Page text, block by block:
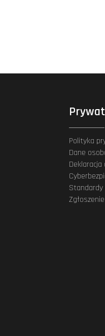
Polityka
Dane
Standardy